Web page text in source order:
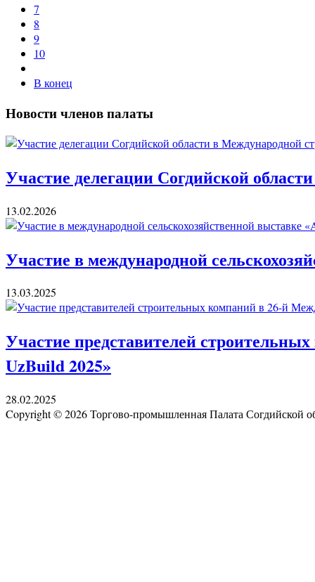
7
8
9
10
В конец
Новости членов палаты
Участие делегации Согдийской
13.02.2026
Участие в международной
13.03.2025
Участие представителей
UzBuild 2025»
28.02.2025
Copyright © 2026 Торгово-промышленная Палата Согдийской